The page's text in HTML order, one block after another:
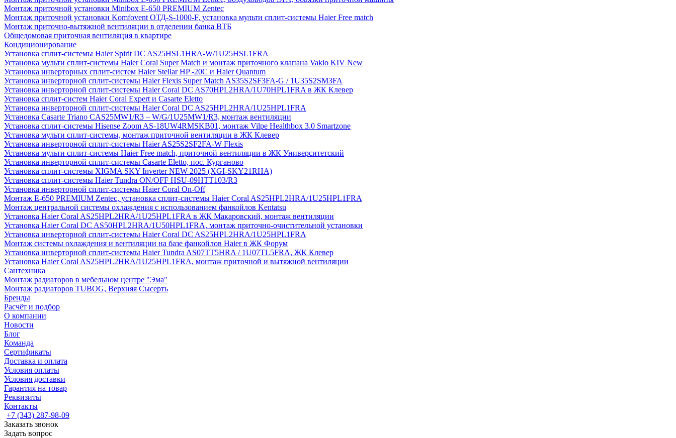
Монтаж приточной установки Minibox E-650 PREMIUM Zentec
Монтаж приточной установки Komfovent ОТД-S-1000-F, установка мульти сплит-системы Haier Free match
Монтаж приточно-вытяжной вентиляции в отделении банка ВТБ
Общедомовая приточная вентиляция в квартире
Кондиционирование
Установка сплит-системы Haier Spirit DC AS25HSL1HRA-W/1U25HSL1FRA
Установка мульти сплит-системы Haier Coral Super Match и монтаж приточного клапана Vakio KIV New
Установка инверторных сплит-систем Haier Stellar HP -20С и Haier Quantum
Установка инверторной сплит-системы Haier Flexis Super Match AS35S2SF3FA-G / 1U35S2SM3FA
Установка инверторной сплит-системы Haier Coral DC AS70HPL2HRA/1U70HPL1FRA в ЖК Клевер
Установка сплит-систем Haier Coral Expert и Casarte Eletto
Установка инверторной сплит-системы Haier Coral DC AS25HPL2HRA/1U25HPL1FRA
Установка Casarte Triano CAS25MW1/R3 – W/G/1U25MW1/R3, монтаж вентиляции
Установка сплит-системы Hisense Zoom AS-18UW4RMSKB01, монтаж Vilpe Healthbox 3.0 Smartzone
Установка мульти сплит-системы, монтаж приточной вентиляции в ЖК Клевер
Установка инверторной сплит-системы Haier AS25S2SF2FA-W Flexis
Установка мульти сплит-системы Haier Free match, приточной вентиляции в ЖК Университетский
Установка инверторной сплит-системы Casarte Eletto, пос. Курганово
Установка сплит-системы XIGMA SKY Inverter NEW 2025 (XGI-SKY21RHA)
Установка сплит-системы Haier Tundra ON/OFF HSU-09HTT103/R3
Установка инверторной сплит-системы Haier Coral On-Off
Монтаж E-650 PREMIUM Zentec, установка сплит-системы Haier Coral AS25HPL2HRA/1U25HPL1FRA
Монтаж центральной системы охлаждения с использованием фанкойлов Kentatsu
Установка Haier Coral AS25HPL2HRA/1U25HPL1FRA в ЖК Макаровский, монтаж вентиляции
Установка Haier Coral DC AS50HPL2HRA/1U50HPL1FRA, монтаж приточно-очистительной установки
Установка инверторной сплит-системы Haier Coral DC AS25HPL2HRA/1U25HPL1FRA
Монтаж системы охлаждения и вентиляции на базе фанкойлов Haier в ЖК Форум
Установка инверторной сплит-системы Haier Tundra AS07TT5HRA / 1U07TL5FRA, ЖК Клевер
Установка Haier Coral AS25HPL2HRA/1U25HPL1FRA, монтаж приточной и вытяжной вентиляции
Сантехника
Монтаж радиаторов в мебельном центре "Эма"
Монтаж радиаторов TUBOG, Верхняя Сысерть
Бренды
Расчёт и подбор
О компании
Новости
Блог
Команда
Сертификаты
Доставка и оплата
Условия оплаты
Условия доставки
Гарантия на товар
Реквизиты
Контакты
+7 (343) 287-98-09
Заказать звонок
Задать вопрос